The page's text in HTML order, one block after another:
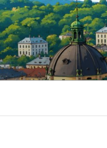
Перейти
до
вмісту